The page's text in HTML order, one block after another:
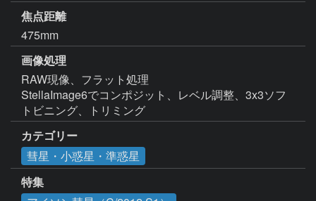
焦点距離
475mm
画像処理
RAW現像、フラット処理
StellaImage6でコンポジット、レベル調整、3x3ソフ
トビニング、トリミング
カテゴリー
彗星・小惑星・準惑星
特集